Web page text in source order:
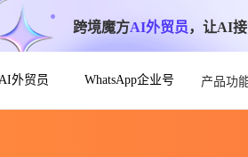
跨境魔方AI外贸员，让AI接
外贸员 WhatsApp企业号 产品功